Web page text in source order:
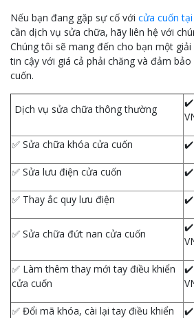
Nếu bạn đang gặp sự cố với cửa cuốn
cần dịch vụ sửa chữa, hãy liên hệ với
Chúng tôi sẽ mang đến cho bạn một
tin cậy với giá cả phải chăng và đảm
cuốn.
Dịch vụ sửa chữa thông thường
✔️
✅ Sửa chữa khóa cửa cuốn ✔️
✅ Sửa lưu điện cửa cuốn ✔️
✅ Thay ắc quy lưu điện ✔️
✅ Sửa chữa đứt nan cửa cuốn
✔️
✅ Làm thêm thay mới tay điều khiển
cửa cuốn
✔️
✅ Đổi mã khóa, cài lại tay điều khiển ✔️